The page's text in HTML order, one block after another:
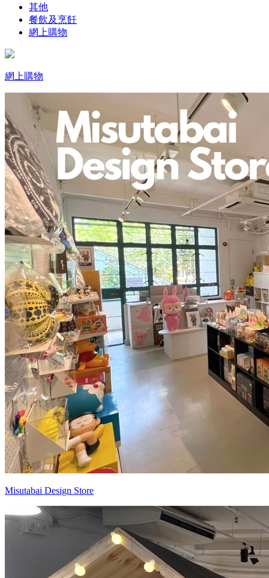
其他
餐飲及烹飪
網上購物
網上購物
Misutabai Design Store